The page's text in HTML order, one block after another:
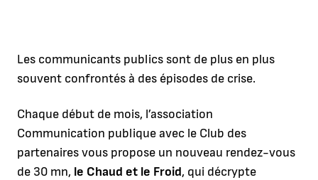
Les communicants publics sont de plus en plus
souvent confrontés à des épisodes de crise.
Chaque début de mois, l’association
Communication publique avec le Club des
partenaires vous propose un nouveau rendez-vous
de 30 mn, le Chaud et le Froid, qui décrypte